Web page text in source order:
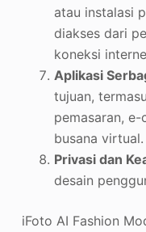
atau instalasi
diakses dari
koneksi
Aplikasi
tujuan,
pemasaran,
busana virtual.
Privasi dan
desain
iFoto AI Fashion